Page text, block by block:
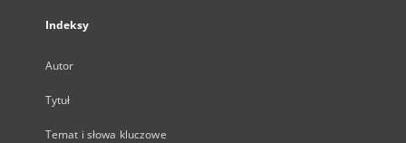
Indeksy
Autor
Tytuł
Temat i słowa kluczowe